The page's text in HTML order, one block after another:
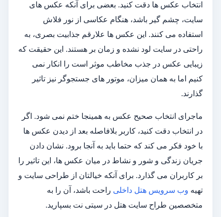
انتخاب عکس ها دقت کنید. بعضی برای آنکه عکس های
سایت، چشم گیر باشد، هنگام عکاسی از نور فلاش
استفاده می کنند. این عکس ها علارقم جذابیت بصری، به
راحتی در سایت لود نشده و زمان بر هستند. این حقیقت که
زیبایی عکس در جذب مخاطب موثر است را انکار نمی
کنیم اما به همان میزان، موتور های جستجوگر نیز تاثیر
گذارند.
ماجرای انتخاب صحیح عکس به همینجا ختم نمی شود. اگر
در انتخاب دقت کنید، کاربر بلافاصله بعد از دیدن عکس ها
با خود فکر می کند که حتما باید به آنجا برود. نشان دادن
جریان زندگی و شور و نشاط در میان عکس ها، این تاثیر را
بر کاربران می گذارد. برای آنکه خیالتان از طراحی سایت و
تهیه وب سرویس هتل داخلی راحت باشد، آن را به
متخصصین طراح سایت هتل در سیتی نت بسپارید.